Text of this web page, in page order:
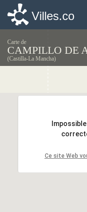
Villes.co
Carte de
CAMPILLO DE
(Castilla-La Mancha)
Ce site Web
Ce site Web
Villes.co